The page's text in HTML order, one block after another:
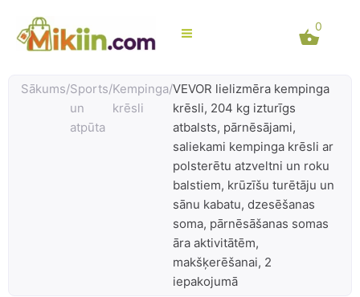
content
0
Sākums/Sports
un
atpūta
/Kempinga
krēsli
/VEVOR lielizmēra kempinga
krēsli, 204 kg izturīgs
atbalsts, pārnēsājami,
saliekami kempinga krēsli ar
polsterētu atzveltni un roku
balstiem, krūzīšu turētāju un
sānu kabatu, dzesēšanas
soma, pārnēsāšanas somas
āra aktivitātēm,
makšķerēšanai, 2
iepakojumā